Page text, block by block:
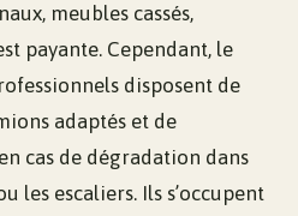
meubles cassés,
payante. Cependant, le
disposent de
adaptés et de
cas de dégradation dans
les escaliers. Ils s’occupent